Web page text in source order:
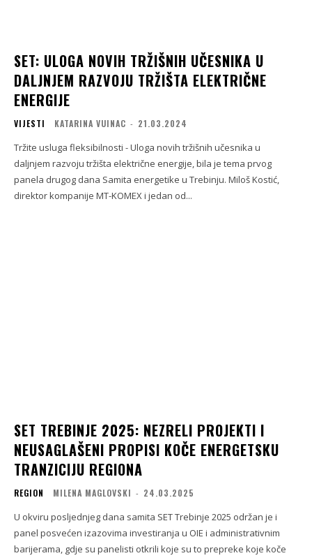
SET: ULOGA NOVIH TRŽIŠNIH UČESNIKA U
DALJNJEM RAZVOJU TRŽIŠTA ELEKTRIČNE
ENERGIJE
VIJESTI KATARINA VUINAC - 21.03.2024
Tržite usluga fleksibilnosti - Uloga novih tržišnih učesnika u
daljnjem razvoju tržišta električne energije, bila je tema prvog
panela drugog dana Samita energetike u Trebinju. Miloš Kostić,
direktor kompanije MT-KOMEX i jedan od...
SET TREBINJE 2025: NEZRELI PROJEKTI I
NEUSAGLAŠENI PROPISI KOČE ENERGETSKU
TRANZICIJU REGIONA
REGION MILENA MAGLOVSKI - 24.03.2025
U okviru posljednjeg dana samita SET Trebinje 2025 održan je i
panel posvećen izazovima investiranja u OIE i administrativnim
barijerama, gdje su panelisti otkrili koje su to prepreke koje koče